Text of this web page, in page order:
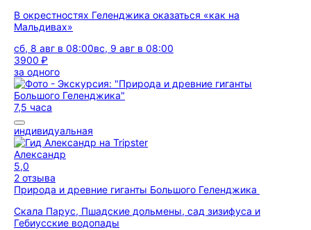
В окрестностях Геленджика оказаться «как на
Мальдивах»
сб, 8 авг в 08:00вс, 9 авг в 08:00
3900 ₽
за одного
7,5 часа
индивидуальная
Александр
5,0
2 отзыва
Природа и древние гиганты Большого Геленджика
Скала Парус, Пшадские дольмены, сад зизифуса и
Гебиусские водопады